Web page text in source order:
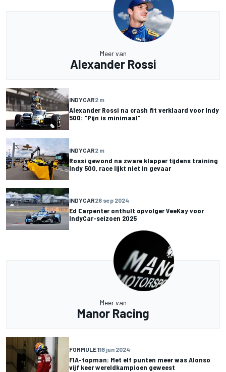
Meer van
Alexander Rossi
INDYCAR2 m
Alexander Rossi na crash fit verklaard voor Indy
500: "Pijn is minimaal"
INDYCAR2 m
Rossi gewond na zware klapper tijdens training
Indy 500, race lijkt niet in gevaar
INDYCAR26 sep 2024
Ed Carpenter onthult opvolger VeeKay voor
IndyCar-seizoen 2025
Meer van
Manor Racing
FORMULE 118 jun 2024
FIA-topman: Met elf punten meer was Alonso
vijf keer wereldkampioen geweest